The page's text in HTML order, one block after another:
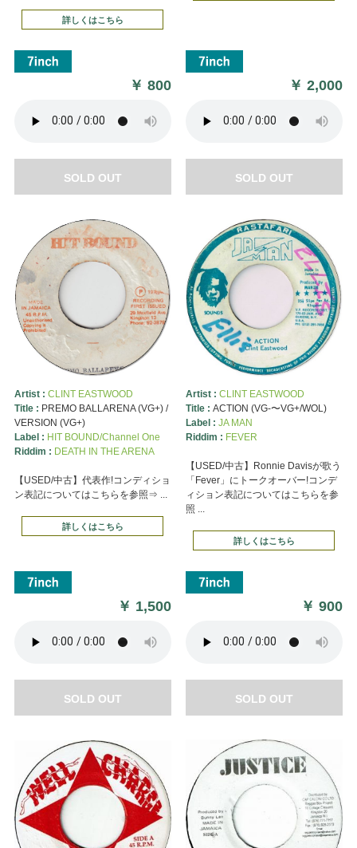
詳しくはこちら
￥800
SOLD OUT
￥2,000
SOLD OUT
Artist : CLINT EASTWOOD
Title : PREMO BALLARENA (VG+) /
VERSION (VG+)
Label : HIT BOUND/Channel One
Riddim : DEATH IN THE ARENA
【USED/中古】代表作!コンディショ
ン表記についてはこちらを参照⇒ ...
詳しくはこちら
￥ 1,500
SOLD OUT
Artist : CLINT EASTWOOD
Title : ACTION (VG-〜VG+/WOL)
Label : JA MAN
Riddim : FEVER
【USED/中古】Ronnie Davisが歌う
「Fever」にトークオーバー!コンデ
ィション表記についてはこちらを参
照 ...
詳しくはこちら
￥900
SOLD OUT